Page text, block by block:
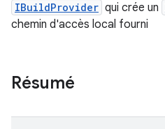
IBuildProvider qui crée un
chemin d'accès local fourni
Résumé